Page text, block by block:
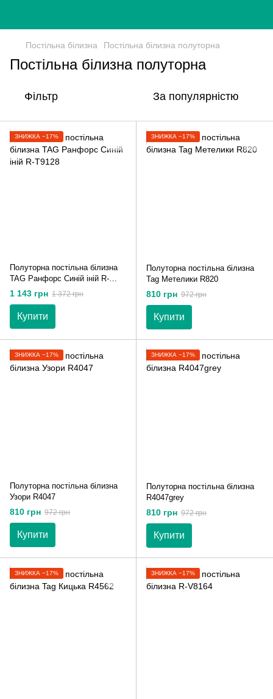
Постільна білизна Постільна білизна полуторна
Постільна білизна полуторна
Фільтр За популярністю
ЗНИЖКА −17%
Полуторна постільна білизна
TAG Ранфорс Синій іній R-
T9128
1 143 грн 1 372 грн
Купити
ЗНИЖКА −17%
Полуторна постільна білизна
Tag Метелики R820
810 грн 972 грн
Купити
ЗНИЖКА −17%
Полуторна постільна білизна
Узори R4047
810 грн 972 грн
Купити
ЗНИЖКА −17%
Полуторна постільна білизна
R4047grey
810 грн 972 грн
Купити
ЗНИЖКА −17% ЗНИЖКА −17%